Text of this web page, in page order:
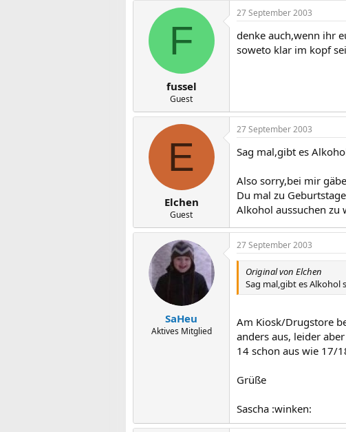
F
fussel
Guest
27 September 2003
denke auch,wenn ihr
soweto klar im kopf
E
Elchen
Guest
27 September 2003
Sag mal,gibt es
Also sorry,bei mir
Du mal zu
Alkohol aussuchen zu
SaHeu
Aktives Mitglied
27 September 2003
Original von Elchen
Sag mal,gibt es Alkohol
Am Kiosk/Drugstore
anders aus, leider
14 schon aus wie 17/
Grüße
Sascha :winken: